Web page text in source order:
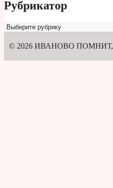
Рубрикатор
Рубрикатор
© 2026 ИВАНОВО ПОМНИТ,